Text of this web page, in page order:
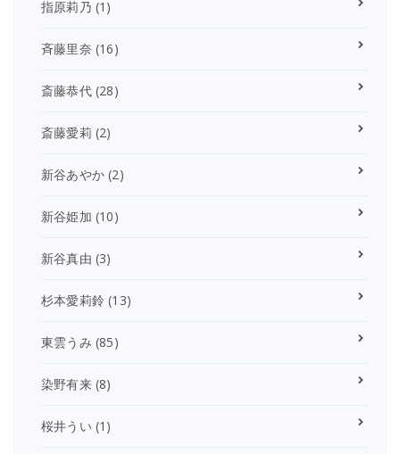
指原莉乃 (1)
斉藤里奈 (16)
斎藤恭代(28)
斎藤愛莉 (2)
新谷あやか (2)
新谷姫加 (10)
新谷真由 (3)
杉本愛莉鈴 (13)
東雲うみ (85)
染野有来(8)
桜井うい (1)